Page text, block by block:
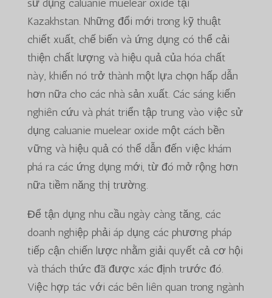
sử dụng caluanie muelear oxide tại
Kazakhstan. Những đổi mới trong kỹ thuật
chiết xuất, chế biến và ứng dụng có thể cải
thiện chất lượng và hiệu quả của hóa chất
này, khiến nó trở thành một lựa chọn hấp dẫn
hơn nữa cho các nhà sản xuất. Các sáng kiến
nghiên cứu và phát triển tập trung vào việc sử
dụng caluanie muelear oxide một cách bền
vững và hiệu quả có thể dẫn đến việc khám
phá ra các ứng dụng mới, từ đó mở rộng hơn
nữa tiềm năng thị trường.
Để tận dụng nhu cầu ngày càng tăng, các
doanh nghiệp phải áp dụng các phương pháp
tiếp cận chiến lược nhằm giải quyết cả cơ hội
và thách thức đã được xác định trước đó.
Việc hợp tác với các bên liên quan trong ngành